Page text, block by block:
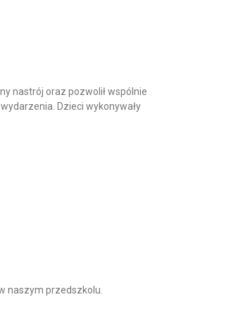
nastrój oraz pozwolił wspólnie
Dzieci wykonywały
naszym przedszkolu.